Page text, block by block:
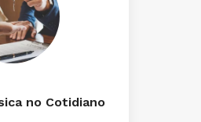
no Cotidiano